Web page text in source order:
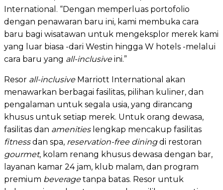
International. “Dengan memperluas portofolio
dengan penawaran baru ini, kami membuka cara
baru bagi wisatawan untuk mengeksplor merek kami
yang luar biasa -dari Westin hingga W hotels -melalui
cara baru yang all-inclusiveini.”
Resor all-inclusiveMarriott International akan
menawarkan berbagai fasilitas, pilihan kuliner, dan
pengalaman untuk segala usia, yang dirancang
khusus untuk setiap merek. Untuk orang dewasa,
fasilitas dan amenitieslengkap mencakup fasilitas
fitnessdan spa, reservation-free diningdi restoran
gourmet, kolam renang khusus dewasa dengan bar,
layanan kamar 24 jam, klub malam, dan program
premium beveragetanpa batas. Resor untuk